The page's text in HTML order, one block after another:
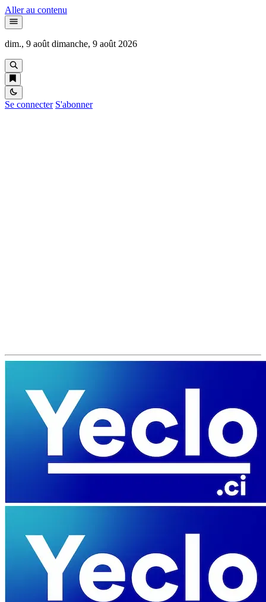
Aller au contenu
dim., 9 août dimanche, 9 août 2026
Se connecter S'abonner